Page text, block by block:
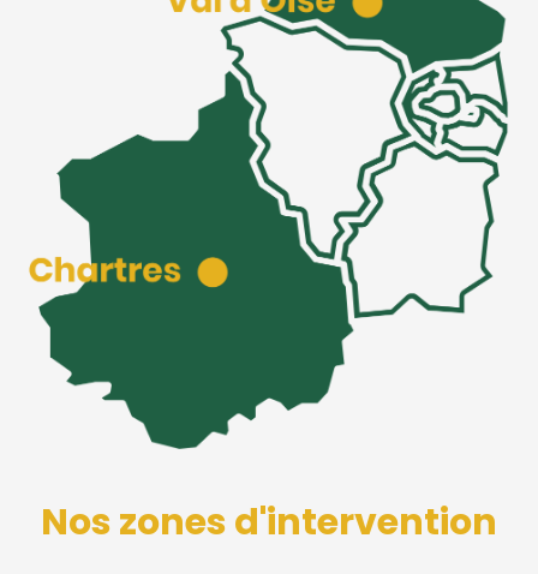
Nos zones d'intervention